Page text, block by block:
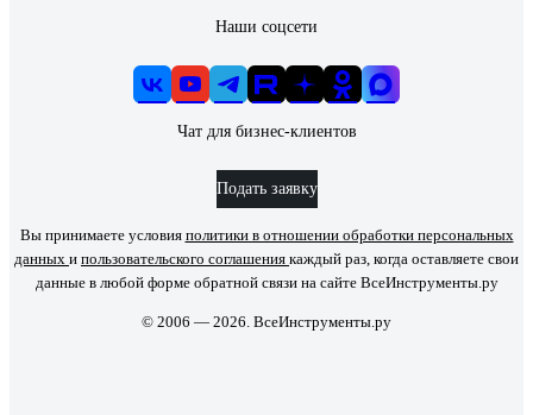
Наши соцсети
Чат для бизнес-клиентов
Подать заявку
Вы принимаете условия политики в отношении обработки персональных
данных и пользовательского соглашения каждый раз, когда оставляете свои
данные в любой форме обратной связи на сайте ВсеИнструменты.ру
© 2006 — 2026. ВсеИнструменты.ру